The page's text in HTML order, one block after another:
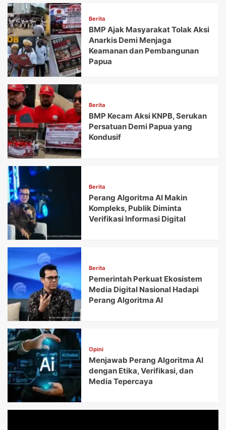
Berita
BMP Ajak Masyarakat Tolak Aksi
Anarkis Demi Menjaga
Keamanan dan Pembangunan
Papua
Berita
BMP Kecam Aksi KNPB, Serukan
Persatuan Demi Papua yang
Kondusif
Berita
Perang Algoritma AI Makin
Kompleks, Publik Diminta
Verifikasi Informasi Digital
Berita
Pemerintah Perkuat Ekosistem
Media Digital Nasional Hadapi
Perang Algoritma AI
Opini
Menjawab Perang Algoritma AI
dengan Etika, Verifikasi, dan
Media Tepercaya